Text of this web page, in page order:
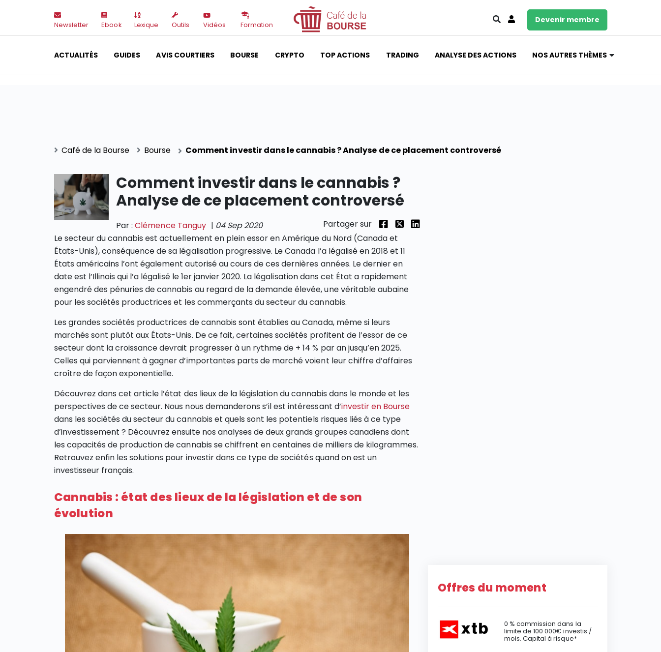
Newsletter Ebook Lexique Outils Vidéos Formation
Devenir membre
ACTUALITÉS GUIDES AVIS COURTIERS BOURSE CRYPTO TOP ACTIONS TRADING ANALYSE DES ACTIONS NOS AUTRES THÈMES
Café de la Bourse Bourse Comment investir dans le cannabis ? Analyse de ce placement controversé
Comment investir dans le cannabis ?
Analyse de ce placement controversé
Par :Clémence Tanguy | 04 Sep 2020
Partager sur
Le secteur du cannabis est actuellement en plein essor en Amérique du Nord (Canada et
États-Unis), conséquence de sa légalisation progressive. Le Canada l’a légalisé en 2018 et 11
États américains l’ont également autorisé au cours de ces dernières années. Le dernier en
date est l’Illinois qui l’a légalisé le 1er janvier 2020. La légalisation dans cet État a rapidement
engendré des pénuries de cannabis au regard de la demande élevée, une véritable aubaine
pour les sociétés productrices et les commerçants du secteur du cannabis.
Les grandes sociétés productrices de cannabis sont établies au Canada, même si leurs
marchés sont plutôt aux États-Unis. De ce fait, certaines sociétés profitent de l’essor de ce
secteur dont la croissance devrait progresser à un rythme de + 14 % par an jusqu’en 2025.
Celles qui parviennent à gagner d’importantes parts de marché voient leur chiffre d’affaires
croître de façon exponentielle.
Découvrez dans cet article l’état des lieux de la législation du cannabis dans le monde et les
perspectives de ce secteur. Nous nous demanderons s’il est intéressant d’investir en Bourse
dans les sociétés du secteur du cannabis et quels sont les potentiels risques liés à ce type
d’investissement ? Découvrez ensuite nos analyses de deux grands groupes canadiens dont
les capacités de production de cannabis se chiffrent en centaines de milliers de kilogrammes.
Retrouvez enfin les solutions pour investir dans ce type de sociétés quand on est un
investisseur français.
Cannabis : état des lieux de la législation et de son
évolution
Offres du moment
0 % commission dans la
limite de 100 000€ investis /
mois. Capital à risque*